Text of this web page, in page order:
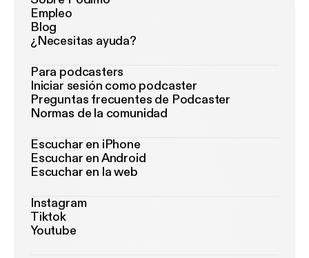
Empleo
Blog
¿Necesitas ayuda?
Para podcasters
Iniciar sesión como podcaster
Preguntas frecuentes de Podcaster
Normas de la comunidad
Escuchar en iPhone
Escuchar en Android
Escuchar en la web
Instagram
Tiktok
Youtube